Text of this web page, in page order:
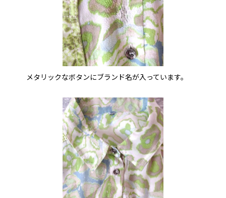
メタリックなボタンにブランド名が入っています。